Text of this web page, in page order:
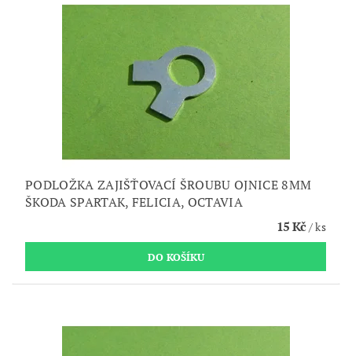
PODLOŽKA ZAJIŠŤOVACÍ ŠROUBU OJNICE 8MM
ŠKODA SPARTAK, FELICIA, OCTAVIA
15 Kč/ ks